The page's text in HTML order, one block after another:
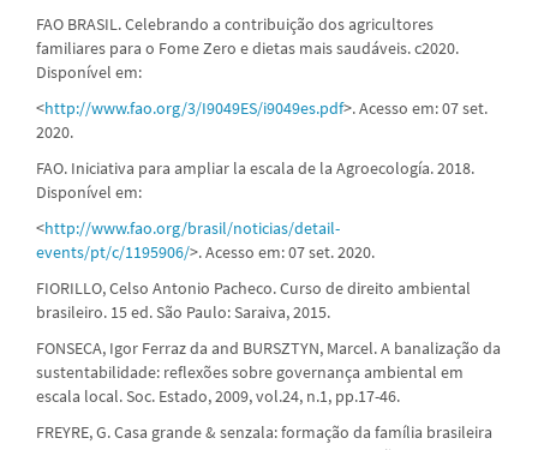
FAO BRASIL. Celebrando a contribuição dos agricultores
familiares para o Fome Zero e dietas mais saudáveis. c2020.
Disponível em:
<http://www.fao.org/3/I9049ES/i9049es.pdf>. Acesso em: 07 set.
2020.
FAO. Iniciativa para ampliar la escala de la Agroecología. 2018.
Disponível em:
<http://www.fao.org/brasil/noticias/detail-
events/pt/c/1195906/>. Acesso em: 07 set. 2020.
FIORILLO, Celso Antonio Pacheco. Curso de direito ambiental
brasileiro. 15 ed. São Paulo: Saraiva, 2015.
FONSECA, Igor Ferraz da and BURSZTYN, Marcel. A banalização da
sustentabilidade: reflexões sobre governança ambiental em
escala local. Soc. Estado, 2009, vol.24, n.1, pp.17-46.
FREYRE, G. Casa grande & senzala: formação da família brasileira